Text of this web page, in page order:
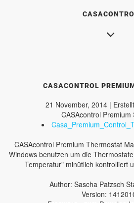
CASACONTROL
21 November, 2014 |
CASAcontrol Premium
CASAcontrol Premium Thermostat
Windows benutzen um die
Temperatur" minütlich kontrolliert
Author: Sascha Patzsch
Version: